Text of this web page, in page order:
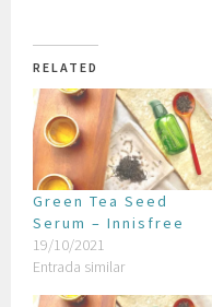
RELATED
Green Tea Seed
Serum – Innisfree
19/10/2021
Entrada similar